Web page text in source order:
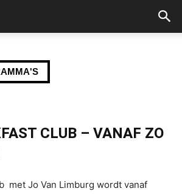
CLUB – VANAF ZO
met Jo Van Limburg wordt vanaf